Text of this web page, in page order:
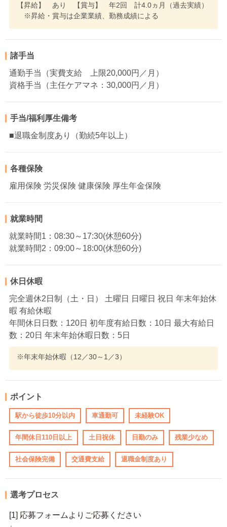
【昇給】 あり 【賞与】 年2回 計4.0ヵ月（過去実績）
※昇給・賞与は企業業績、勤務成績による
諸手当
通勤手当（実費支給 上限20,000円／月）
資格手当（主任ケアマネ：30,000円／月）
手当/福利厚生備考
■退職金制度あり（勤続5年以上）
各種保険
雇用保険 労災保険 健康保険 厚生年金保険
就業時間
就業時間1：08:30～17:30(休憩60分)
就業時間2：09:00～18:00(休憩60分)
休日休暇
完全週休2日制（土・日） 土曜日 日曜日 祝日 年末年始休
暇 有給休暇
年間休日日数：120日 初年度有給日数：10日 最大有給日
数：20日 年末年始休暇日数：5日
※年末年始休暇（12／30～1／3）
ポイント
駅から徒歩10分以内 車通勤可 未経験OK
年間休日110日以上 土日祝休 日勤のみ 残業少なめ
社会保険完備 交通費支給 退職金制度あり
選考プロセス
[1] 応募フォームよりご応募ください